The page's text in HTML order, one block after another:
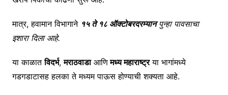
मात्र, हवामान विभागाने १५ ते १८ ऑक्टोबरदरम्यानपुन्हा पावसाचा
इशारा दिला आहे.
या काळातविदर्भ,मराठवाडाआणिमध्य महाराष्ट्रया भागांमध्ये
गडगडाटासह हलका ते मध्यम पाऊस होण्याची शक्यता आहे.